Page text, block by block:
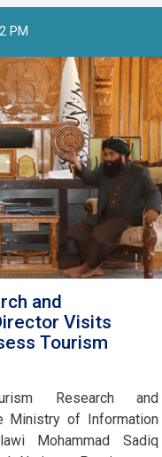
PM
and
Visits
Tourism
Research and
Ministry of Information
Mohammad Sadiq